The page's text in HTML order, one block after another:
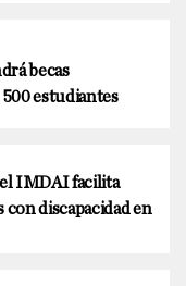
becas
estudiantes
IMDAI facilita
con discapacidad en